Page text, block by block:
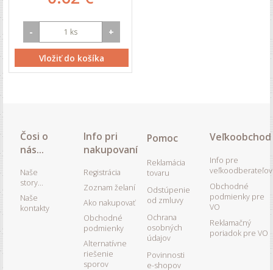
- +
Vložiť do košíka
Čosi o
nás...
Naše
story...
Naše
kontakty
Info pri
nakupovaní
Registrácia
Zoznam želaní
Ako nakupovať
Obchodné
podmienky
Alternatívne
riešenie
sporov
Pomoc
Reklamácia
tovaru
Odstúpenie
od zmluvy
Ochrana
osobných
údajov
Povinnosti
e-shopov
Veľkoobchod
Info pre
veľkoodberateľov
Obchodné
podmienky pre
VO
Reklamačný
poriadok pre VO